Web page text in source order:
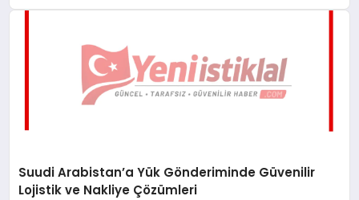
Suudi Arabistan’a Yük Gönderiminde Güvenilir
Lojistik ve Nakliye Çözümleri